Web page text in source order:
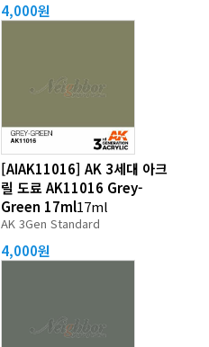
4,000원
[AIAK11016] AK 3세대 아크
릴 도료 AK11016 Grey-
Green 17ml17ml
AK 3Gen Standard
4,000원